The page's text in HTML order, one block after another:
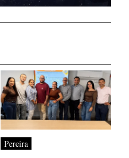
Pereira